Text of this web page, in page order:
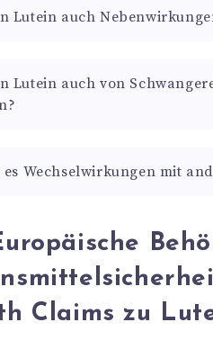
Lutein auch
Lutein auch von
es Wechselwirkungen mit
Claims zu